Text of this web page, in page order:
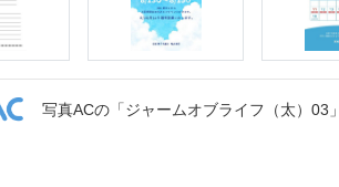
写真ACの「ジャームオブライフ（太）03